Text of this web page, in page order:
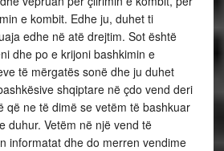
e kombit. Edhe ju, duhet ti
edhe në atë drejtim. Sot është
dhe po e krijoni bashkimin e
të mërgatës sonë dhe ju duhet
shqiptare në çdo vend deri
që ne të dimë se vetëm të bashkuar
duhur. Vetëm në një vend të
informatat dhe do merren vendime